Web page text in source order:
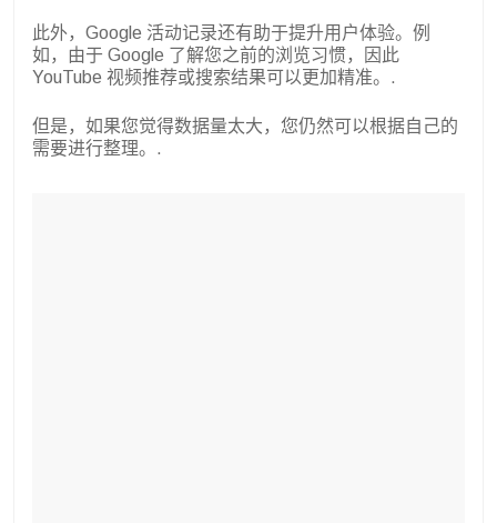
此外，Google 活动记录还有助于提升用户体验。例
如，由于 Google 了解您之前的浏览习惯，因此
YouTube 视频推荐或搜索结果可以更加精准。.
但是，如果您觉得数据量太大，您仍然可以根据自己的
需要进行整理。.